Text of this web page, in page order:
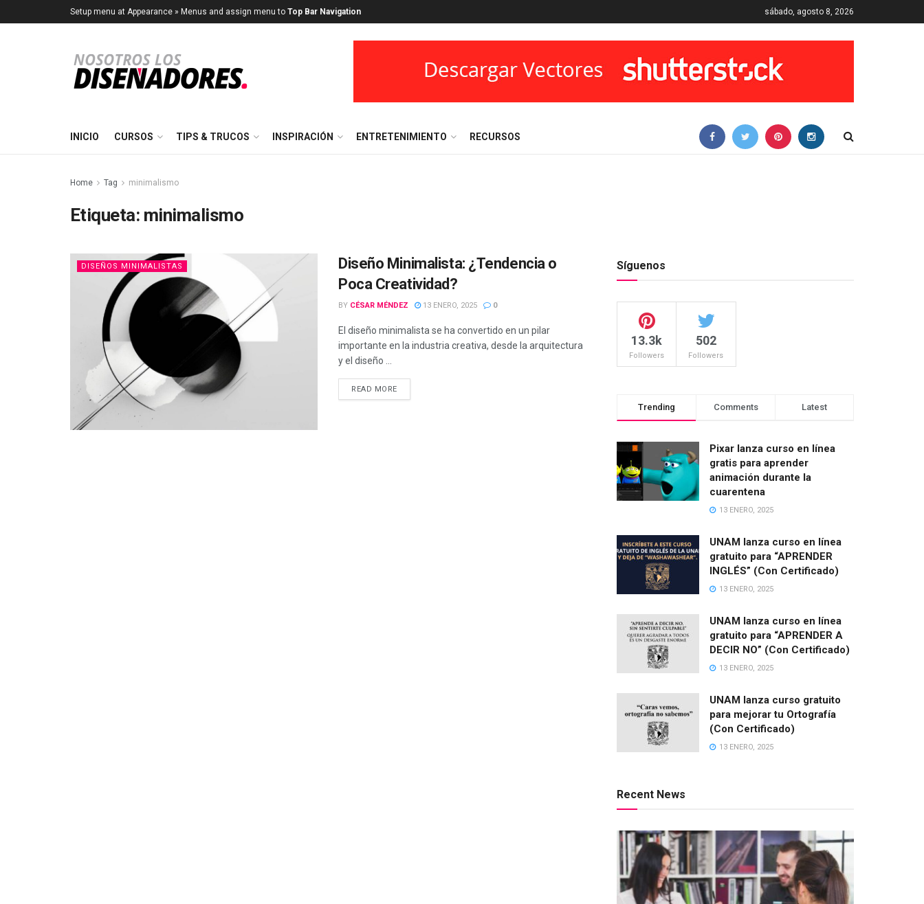
Setup menu at Appearance » Menus and assign menu to Top Bar Navigation sábado, agosto 8, 2026
INICIO CURSOS TIPS & TRUCOS INSPIRACIÓN ENTRETENIMIENTO RECURSOS
Home Tag minimalismo
Etiqueta: minimalismo
DISEÑOS MINIMALISTAS
Diseño Minimalista: ¿Tendencia o
Poca Creatividad?
BY CÉSAR MÉNDEZ 13 ENERO, 2025 0
El diseño minimalista se ha convertido en un pilar
importante en la industria creativa, desde la arquitectura
y el diseño ...
READ MORE
Síguenos
13.3k
Followers
502
Followers
Trending Comments Latest
Pixar lanza curso en línea
gratis para aprender
animación durante la
cuarentena
13 ENERO, 2025
UNAM lanza curso en línea
gratuito para “APRENDER
INGLÉS” (Con Certificado)
13 ENERO, 2025
UNAM lanza curso en línea
gratuito para “APRENDER A
DECIR NO” (Con Certificado)
13 ENERO, 2025
UNAM lanza curso gratuito
para mejorar tu Ortografía
(Con Certificado)
13 ENERO, 2025
Recent News